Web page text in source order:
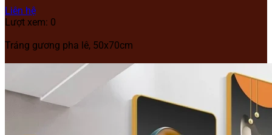
Liên hệ
Lượt xem: 0
Tráng gương pha lê, 50x70cm